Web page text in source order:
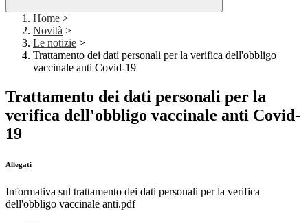
Home >
Novità >
Le notizie >
Trattamento dei dati personali per la verifica dell'obbligo
vaccinale anti Covid-19
Trattamento dei dati personali per la
verifica dell'obbligo vaccinale anti Covid-
19
Allegati
Informativa sul trattamento dei dati personali per la verifica
dell'obbligo vaccinale anti.pdf